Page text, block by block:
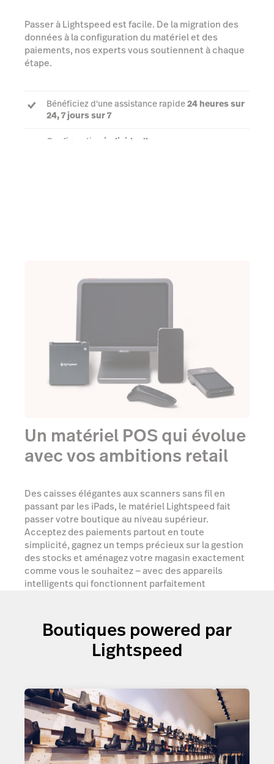
Passer à Lightspeed est facile. De la migration des
données à la configuration du matériel et des
paiements, nos experts vous soutiennent à chaque
étape.
Bénéficiez d'une assistance rapide24 heures sur
24, 7 jours sur 7
Configuration individuelle
Un matériel POS qui évolue
avec vos ambitions retail
Des caisses élégantes aux scanners sans fil en
passant par les iPads, le matériel Lightspeed fait
passer votre boutique au niveau supérieur.
Acceptez des paiements partout en toute
simplicité, gagnez un temps précieux sur la gestion
des stocks et aménagez votre magasin exactement
comme vous le souhaitez — avec des appareils
intelligents qui fonctionnent parfaitement
Découvrez vos options
Boutiques powered par
Lightspeed